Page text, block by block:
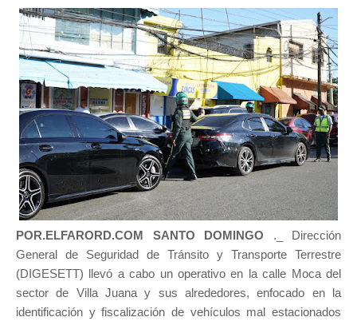
POR.ELFARORD.COM SANTO DOMINGO ._ Dirección
General de Seguridad de Tránsito y Transporte Terrestre
(DIGESETT) llevó a cabo un operativo en la calle Moca del
sector de Villa Juana y sus alrededores, enfocado en la
identificación y fiscalización de vehículos mal estacionados